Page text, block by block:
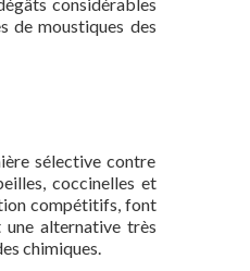
de moustiques des
sélective contre
coccinelles et
compétitifs, font
alternative très
chimiques.